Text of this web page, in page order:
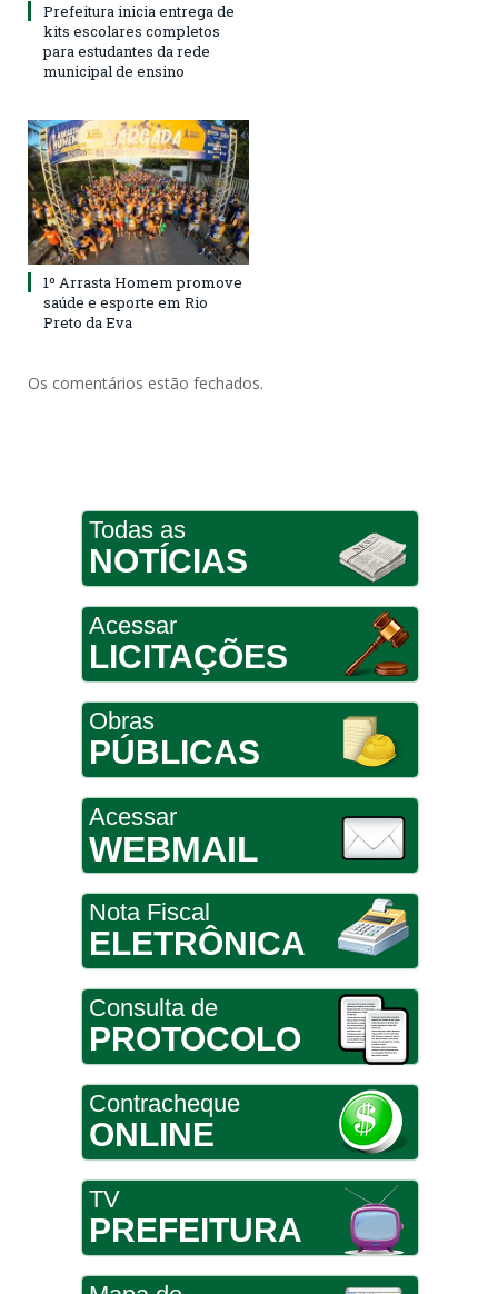
Prefeitura inicia entrega de
kits escolares completos
para estudantes da rede
municipal de ensino
1º Arrasta Homem promove
saúde e esporte em Rio
Preto da Eva
Os comentários estão fechados.
Todas as
NOTÍCIAS
Acessar
LICITAÇÕES
Obras
PÚBLICAS
Acessar
WEBMAIL
Nota Fiscal
ELETRÔNICA
Consulta de
PROTOCOLO
Contracheque
ONLINE
TV
PREFEITURA